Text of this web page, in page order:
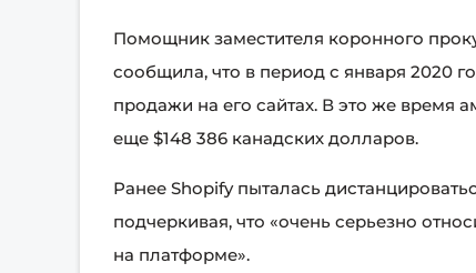
Помощник заместителя коронного
сообщила, что в период с января 2020
продажи на его сайтах. В это же время
еще $148 386 канадских долларов.
Ранее Shopify пыталась
подчеркивая, что «очень серьезно
на платформе».